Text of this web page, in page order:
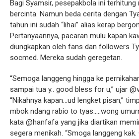
Bagi Syamsir, pesepakbola ini
bercinta. Namun beda cerita dengan
tahun ini sudah “lihai” alias kerap
Pertanyaannya, pacaran mulu kapan
diungkapkan oleh fans dan followers
socmed. Mereka sudah geregetan.
“Semoga langgeng hingga ke
sampai tua y.. good bless for u,” ujar
“Nikahnya kapan...ud lengket pisan,”
mbok ndang rabio to tyas.....wong
kata @hanfafa yang jika diartikan
segera menikah. “Smoga langgeng kak.